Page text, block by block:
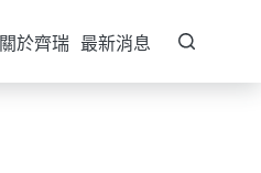
關於齊瑞 最新消息